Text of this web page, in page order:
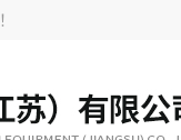
！